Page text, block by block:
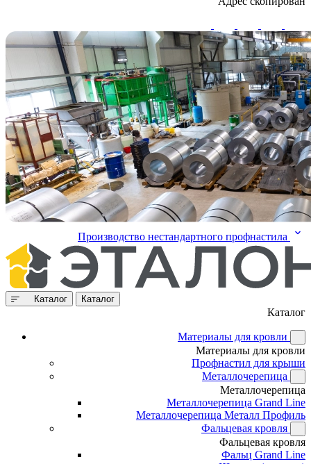
Производство нестандартного профнастила
Каталог Каталог
Каталог
Материалы для кровли
Материалы для кровли
Профнастил для крыши
Металлочерепица
Металлочерепица
Металлочерепица Grand Line
Металлочерепица Металл Профиль
Фальцевая кровля
Фальцевая кровля
Фальц Grand Line